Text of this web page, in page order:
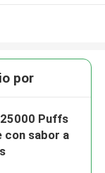
por
25000 Puffs
con sabor a